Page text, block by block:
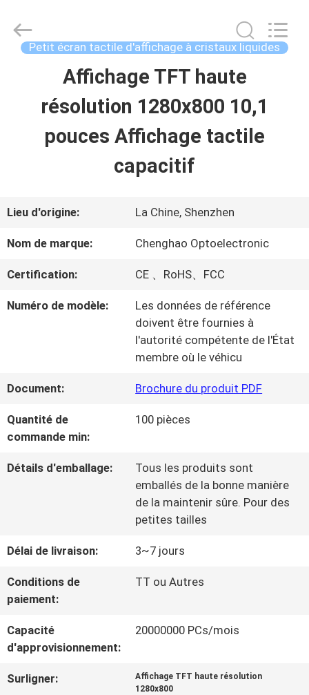
MAISON
À
PROPOS
DE
L'USINE
LA
QUALITÉ
NOUS
CONTACTER
2026
Shenzhen
ChengHaoPetit écran tactile d'affichage à cristaux liquides
Affichage TFT haute
résolution 1280x800 10,1
pouces Affichage tactile
capacitif
Lieu d'origine: La Chine, Shenzhen
Nom de marque: Chenghao Optoelectronic
Certification: CE 、RoHS、FCC
Numéro de modèle:
Les données de référence
doivent être fournies à
l'autorité compétente de l'État
membre où le véhicu
Document: Brochure du produit PDF
Quantité de
commande min:
100 pièces
Détails d'emballage:
Tous les produits sont
emballés de la bonne manière
de la maintenir sûre. Pour des
petites tailles
Délai de livraison: 3~7 jours
Conditions de
paiement:
TT ou Autres
Capacité
d'approvisionnement:
20000000 PCs/mois
Surligner:
Affichage TFT haute résolution
1280x800